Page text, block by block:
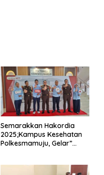
Semarakkan Hakordia
2025;Kampus Kesehatan
Polkesmamuju, Gelar”